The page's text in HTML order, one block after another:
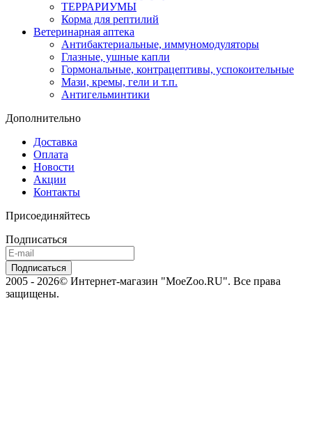
ТЕРРАРИУМЫ
Корма для рептилий
Ветеринарная аптека
Антибактериальные, иммуномодуляторы
Глазные, ушные капли
Гормональные, контрацептивы, успокоительные
Мази, кремы, гели и т.п.
Антигельминтики
Дополнительно
Доставка
Оплата
Новости
Акции
Контакты
Присоединяйтесь
Подписаться
2005 - 2026© Интернет-магазин "MoeZoo.RU". Все права
защищены.